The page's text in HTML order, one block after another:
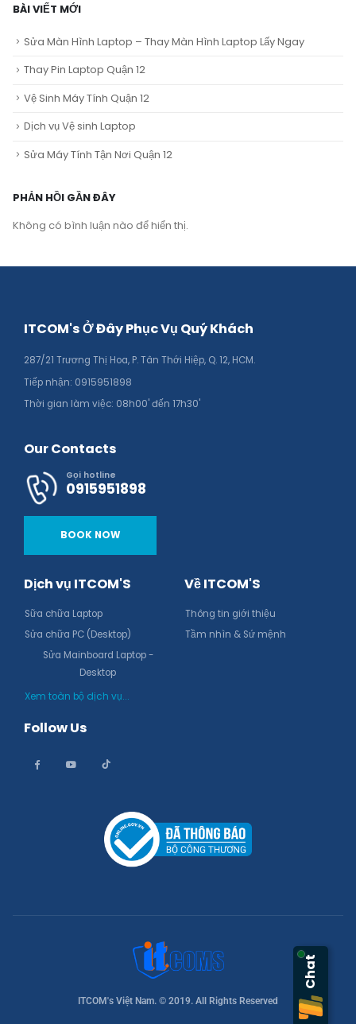
BÀI VIẾT MỚI
Sửa Màn Hình Laptop – Thay Màn Hình Laptop Lấy Ngay
Thay Pin Laptop Quận 12
Vệ Sinh Máy Tính Quận 12
Dịch vụ Vệ sinh Laptop
Sửa Máy Tính Tận Nơi Quận 12
PHẢN HỒI GẦN ĐÂY
Không có bình luận nào để hiển thị.
ITCOM's Ở Đây Phục Vụ Quý Khách
287/21 Trương Thị Hoa, P. Tân Thới Hiệp, Q. 12, HCM.
Tiếp nhận: 0915951898
Thời gian làm việc: 08h00' đến 17h30'
Our Contacts
Gọi hotline
0915951898
BOOK NOW
Dịch vụ ITCOM'S
Sữa chữa Laptop
Sửa chữa PC (Desktop)
Sửa Mainboard Laptop -
Desktop
Xem toàn bộ dịch vụ...
Về ITCOM'S
Thông tin giới thiệu
Tầm nhìn & Sứ mệnh
Follow Us
ITCOM's Việt Nam. © 2019. All Rights Reserved
Chat